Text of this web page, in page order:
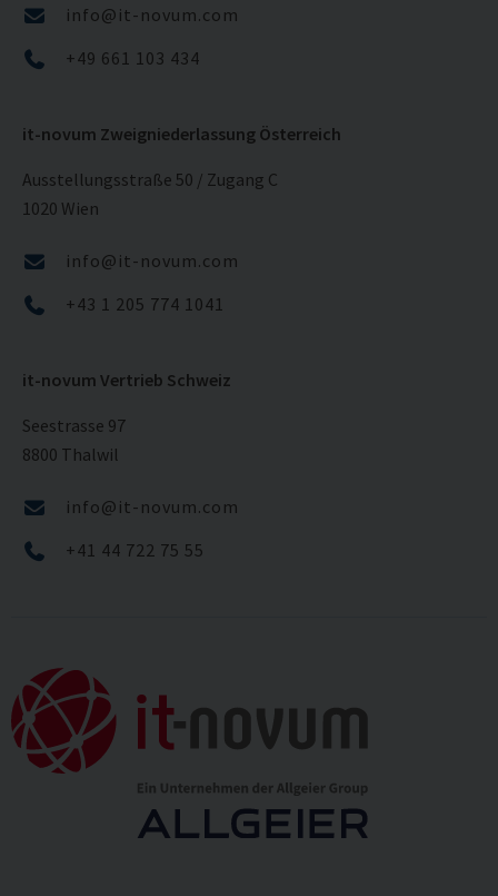
info@it-novum.com
+49 661 103 434
it-novum Zweigniederlassung Österreich
Ausstellungsstraße 50 / Zugang C
1020 Wien
info@it-novum.com
+43 1 205 774 1041
it-novum Vertrieb Schweiz
Seestrasse 97
8800 Thalwil
info@it-novum.com
+41 44 722 75 55